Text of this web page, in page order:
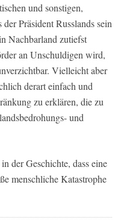
und sonstigen,
Präsident Russlands sein
Nachbarland zutiefst
an Unschuldigen wird,
Vielleicht aber
derart einfach und
zu erklären, die zu
und
der Geschichte, dass eine
menschliche Katastrophe